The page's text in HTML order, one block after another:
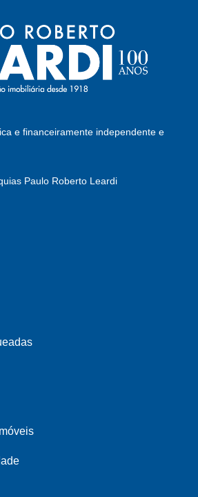
e financeiramente independente e
Paulo Roberto Leardi